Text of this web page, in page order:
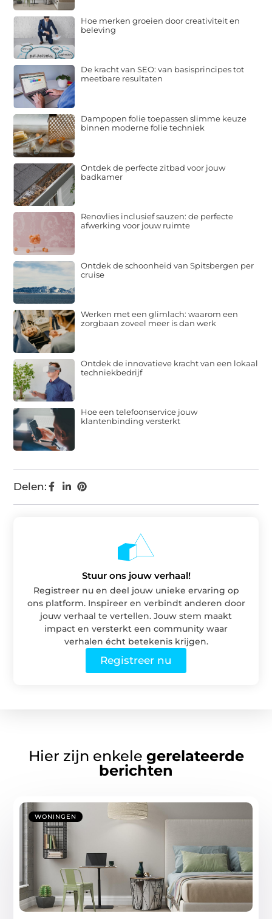
Delen:
Hoe merken groeien door creativiteit en
beleving
De kracht van SEO: van basisprincipes tot
meetbare resultaten
Dampopen folie toepassen slimme keuze
binnen moderne folie techniek
Ontdek de perfecte zitbad voor jouw
badkamer
Renovlies inclusief sauzen: de perfecte
afwerking voor jouw ruimte
Ontdek de schoonheid van Spitsbergen per
cruise
Werken met een glimlach: waarom een
zorgbaan zoveel meer is dan werk
Ontdek de innovatieve kracht van een lokaal
techniekbedrijf
Hoe een telefoonservice jouw
klantenbinding versterkt
Stuur ons jouw verhaal!
Registreer nu en deel jouw unieke ervaring op
ons platform. Inspireer en verbindt anderen door
jouw verhaal te vertellen. Jouw stem maakt
impact en versterkt een community waar
verhalen écht betekenis krijgen.
Registreer nu
Hier zijn enkele gerelateerde
berichten
WONINGEN